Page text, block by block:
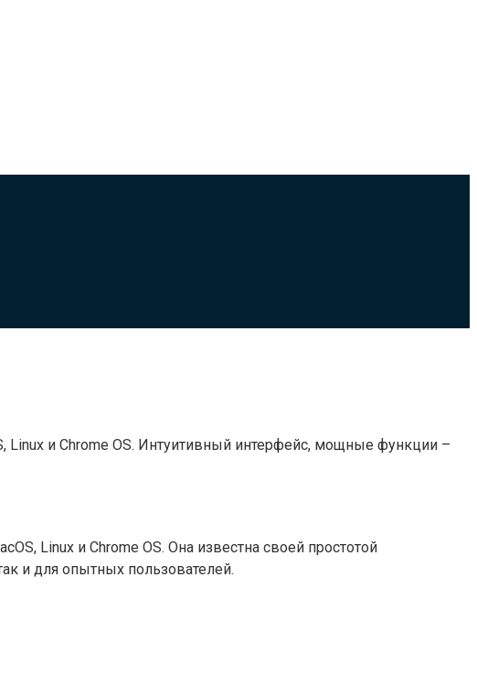
и Chrome OS. Интуитивный интерфейс, мощные функции –
Linux и Chrome OS. Она известна своей простотой
и для опытных пользователей.